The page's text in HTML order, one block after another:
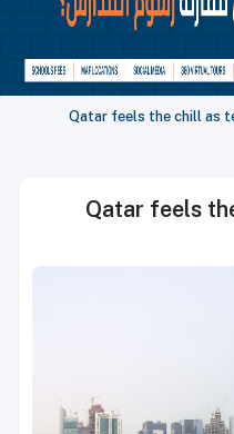
Qatar feels the chill as
Qatar feels